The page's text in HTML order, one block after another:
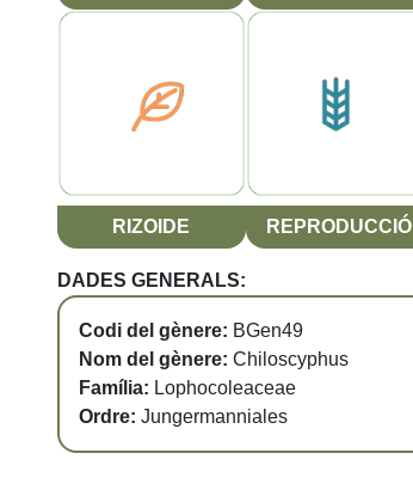
RIZOIDE REPRODUCCIÓ
DADES GENERALS:
Codi del gènere: BGen49
Nom del gènere: Chiloscyphus
Família: Lophocoleaceae
Ordre: Jungermanniales